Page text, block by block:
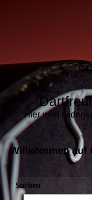
Hier wird
Willkommen auf
Suchen